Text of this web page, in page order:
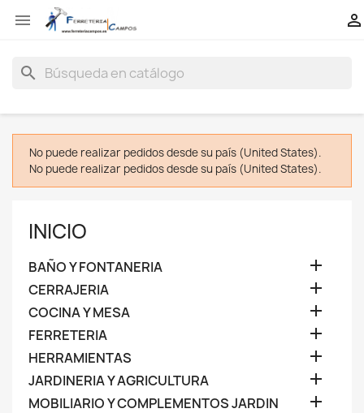
 
search
No puede realizar pedidos desde su país (United States).
No puede realizar pedidos desde su país (United States).
INICIO
BAÑO Y FONTANERIA 
CERRAJERIA 
COCINA Y MESA 
FERRETERIA 
HERRAMIENTAS 
JARDINERIA Y AGRICULTURA 
MOBILIARIO Y COMPLEMENTOS JARDIN 